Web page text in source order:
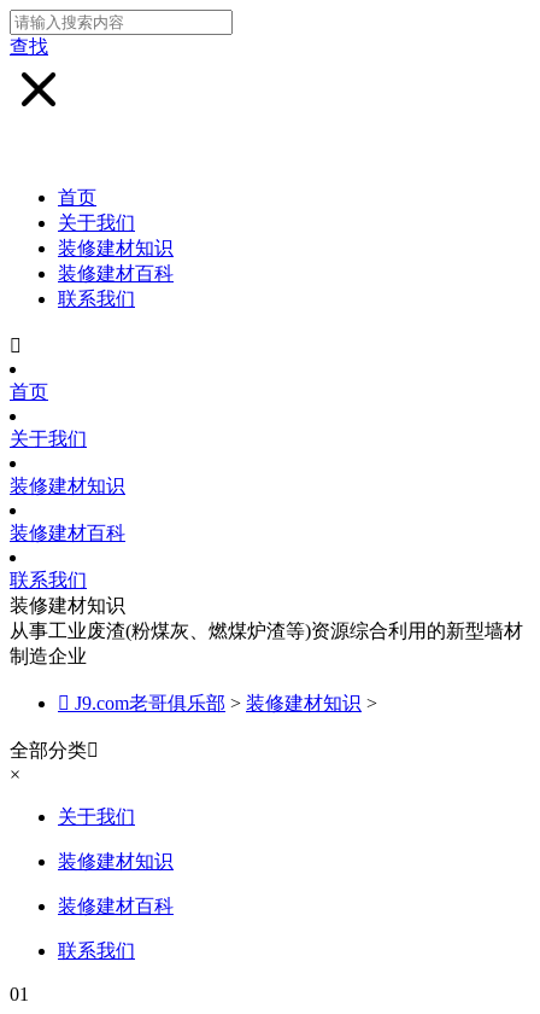
查找
首页
关于我们
装修建材知识
装修建材百科
联系我们

首页
关于我们
装修建材知识
装修建材百科
联系我们
装修建材知识
从事工业废渣(粉煤灰、燃煤炉渣等)资源综合利用的新型墙材
制造企业
 J9.com老哥俱乐部 > 装修建材知识 >
全部分类
×
关于我们
装修建材知识
装修建材百科
联系我们
01